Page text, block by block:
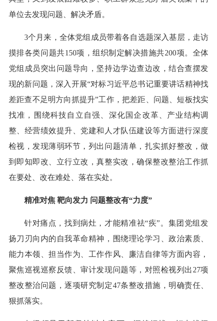
单位去发现问题、解决矛盾。
3个月来，全体党组成员带着各自选题深入基层，走访
摸排各类问题共150项，组织制定解决措施共200项。全体
党组成员突出问题导向，坚持边学边查边改，结合查摆发
现的新问题，深入开展“对标习近平总书记重要讲话精神找
差距查不足明方向抓提升”工作，把差距、问题、短板找实
找准，围绕科技自立自强、深化国企改革、产业结构调
整、经营绩效提升、党建和人才队伍建设等方面进行深度
检视，发现薄弱环节，列出问题清单，扎实抓好整改，做
到即知即改、立行立改，真整实改，确保整改整治工作抓
在要处、改在难处、落在实处。
精准对焦 靶向发力 问题整改有“力度”
针对痛点，找到病灶，才能精准祛“疾”。集团党组发
扬刀刃向内的自我革命精神，围绕理论学习、政治素质、
能力本领、担当作为、工作作风、廉洁自律等方面内容，
聚焦巡视巡察反馈、审计发现问题等，对照检视列出27项
整改整治问题，逐项研究制定47条整改措施，明确责任、
狠抓落实。